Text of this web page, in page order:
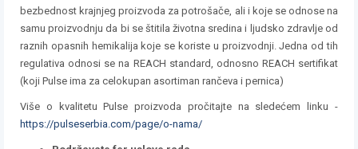
bezbednost krajnjeg proizvoda za potrošače, ali i koje se odnose na
samu proizvodnju da bi se štitila životna sredina i ljudsko zdravlje od
raznih opasnih hemikalija koje se koriste u proizvodnji. Jedna od tih
regulativa odnosi se na REACH standard, odnosno REACH sertifikat
(koji Pulse ima za celokupan asortiman rančeva i pernica)
Više o kvalitetu Pulse proizvoda pročitajte na sledećem linku -
https://pulseserbia.com/page/o-nama/